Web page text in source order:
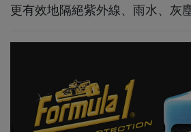
更有效地隔絕紫外線、雨水、灰